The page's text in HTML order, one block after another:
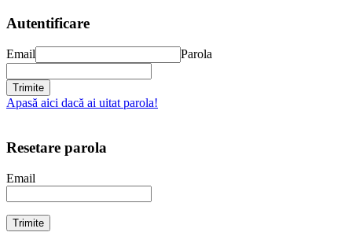
Autentificare
Email Parola
Apasă aici dacă ai uitat parola!
Resetare parola
Email